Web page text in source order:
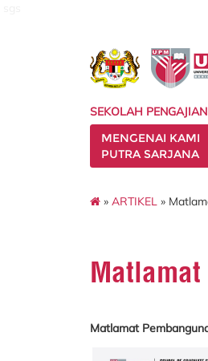
SEKOLAH
MENGENAI KAMI
PUTRA SARJANA
» ARTIKEL »
Matlamat
Matlamat